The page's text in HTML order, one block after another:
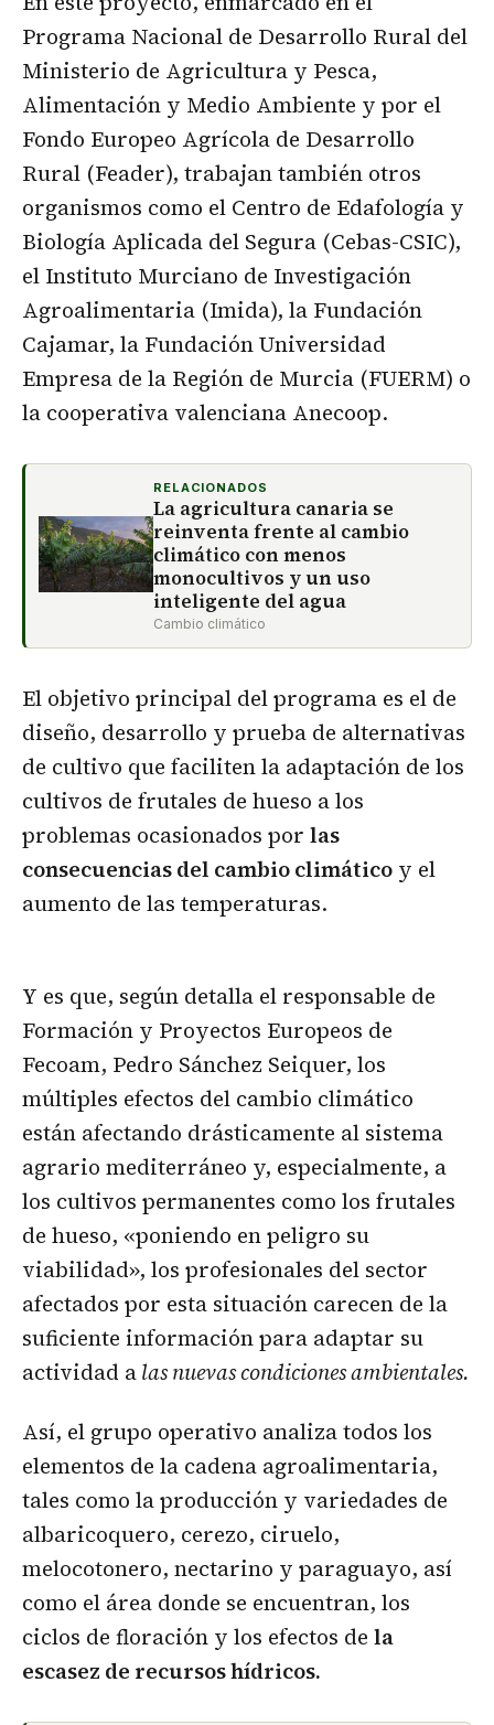
Programa Nacional de Desarrollo Rural del
Ministerio de Agricultura y Pesca,
Alimentación y Medio Ambiente y por el
Fondo Europeo Agrícola de Desarrollo
Rural (Feader), trabajan también otros
organismos como el Centro de Edafología y
Biología Aplicada del Segura (Cebas-CSIC),
el Instituto Murciano de Investigación
Agroalimentaria (Imida), la Fundación
Cajamar, la Fundación Universidad
Empresa de la Región de Murcia (FUERM) o
la cooperativa valenciana Anecoop.
RELACIONADOS
La agricultura canaria se
reinventa frente al cambio
climático con menos
monocultivos y un uso
inteligente del agua
Cambio climático
El objetivo principal del programa es el de
diseño, desarrollo y prueba de alternativas
de cultivo que faciliten la adaptación de los
cultivos de frutales de hueso a los
problemas ocasionados por las
consecuencias del cambio climático y el
aumento de las temperaturas.
Y es que, según detalla el responsable de
Formación y Proyectos Europeos de
Fecoam, Pedro Sánchez Seiquer, los
múltiples efectos del cambio climático
están afectando drásticamente al sistema
agrario mediterráneo y, especialmente, a
los cultivos permanentes como los frutales
de hueso, «poniendo en peligro su
viabilidad», los profesionales del sector
afectados por esta situación carecen de la
suficiente información para adaptar su
actividad alas nuevas condiciones ambientales.
Así, el grupo operativo analiza todos los
elementos de la cadena agroalimentaria,
tales como la producción y variedades de
albaricoquero, cerezo, ciruelo,
melocotonero, nectarino y paraguayo, así
como el área donde se encuentran, los
ciclos de floración y los efectos de la
escasez de recursos hídricos.